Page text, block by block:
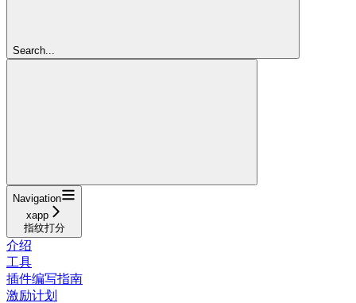
Search...
Navigation
xapp
指纹打分
介绍
工具
插件编写指南
激励计划